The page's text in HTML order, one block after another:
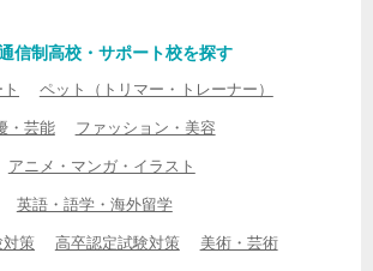
信制高校・サポート校を探す
ペット（トリマー・トレーナー）
・芸能 ファッション・美容
アニメ・マンガ・イラスト
英語・語学・海外留学
対策 高卒認定試験対策 美術・芸術